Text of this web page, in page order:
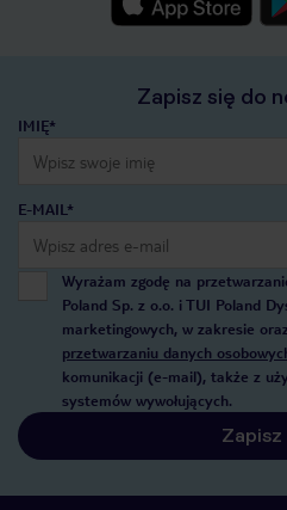
Zapisz się do
IMIĘ*
E-MAIL*
Wyrażam zgodę na
Poland Sp. z o.o. i TUI Poland
marketingowych, w zakresie
przetwarzaniu danych
komunikacji (e-mail), także z
systemów wywołujących.
Zapisz